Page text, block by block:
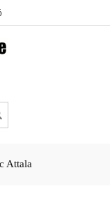
Attala